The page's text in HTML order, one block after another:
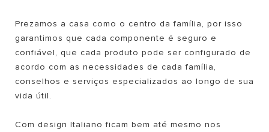
Prezamos a casa como o centro da família, por isso
garantimos que cada componente é seguro e
confiável, que cada produto pode ser configurado de
acordo com as necessidades de cada família,
conselhos e serviços especializados ao longo de sua
vida útil.
Com design Italiano ficam bem até mesmo nos